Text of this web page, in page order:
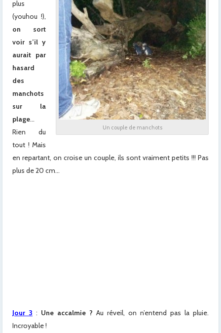
Un couple de manchots
plus
(youhou !),
on sort
voir s’il y
aurait par
hasard
des
manchots
sur la
plage…
Rien du
tout ! Mais
en repartant, on croise un couple, ils sont vraiment petits !!! Pas
plus de 20 cm…
Jour 3 : Une accalmie ? Au réveil, on n’entend pas la pluie.
Incroyable !